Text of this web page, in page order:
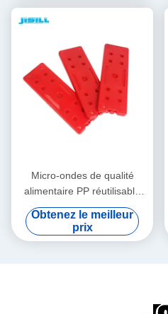
Micro-ondes de qualité
alimentaire PP réutilisable
boîtes de chaleur
personnalisée couleur facile
à utiliser pour les aliments
Obtenez le meilleur
prix